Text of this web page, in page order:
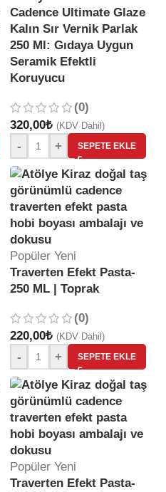
Cadence Ultimate Glaze
Kalın Sır Vernik Parlak
250 Ml: Gıdaya Uygun
Seramik Efektli
Koruyucu
(0)
320,00₺ (KDV Dahil)
- + SEPETE EKLE
Popüler Yeni
Traverten Efekt Pasta-
250 ML | Toprak
(0)
220,00₺ (KDV Dahil)
- + SEPETE EKLE
Popüler Yeni
Traverten Efekt Pasta-